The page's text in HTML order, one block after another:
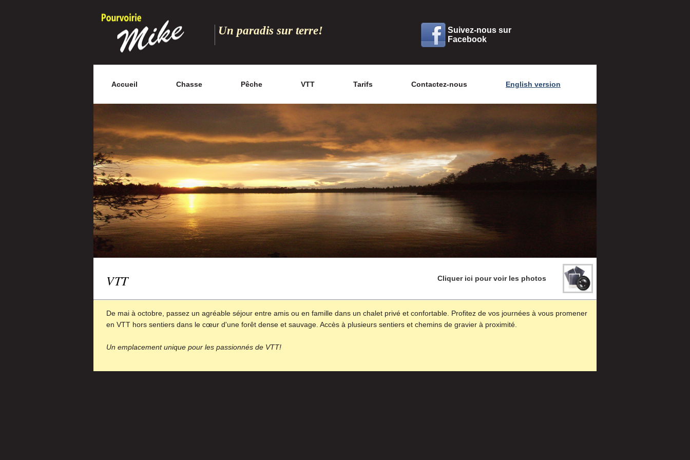
Un paradis sur terre!
Suivez-nous sur
Facebook
Accueil Chasse Pêche VTT Tarifs Contactez-nous English version
VTT Cliquer ici pour voir les photos
De mai à octobre, passez un agréable séjour entre amis ou en famille dans un chalet privé et confortable. Profitez de vos journées à vous promener
en VTT hors sentiers dans le cœur d'une forêt dense et sauvage. Accès à plusieurs sentiers et chemins de gravier à proximité.
Un emplacement unique pour les passionnés de VTT!